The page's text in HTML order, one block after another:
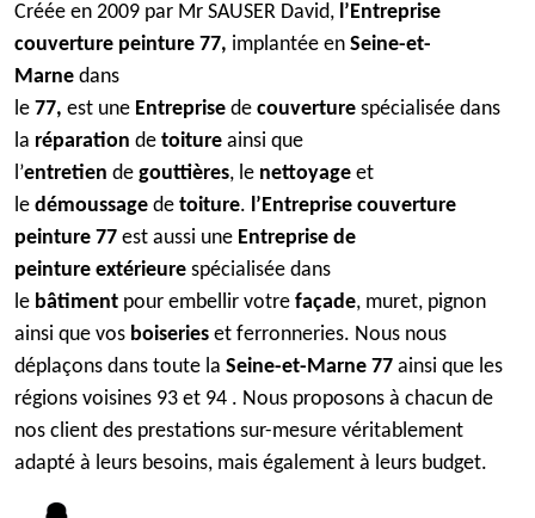
Créée en 2009 par Mr SAUSER David, l’Entreprise
couverture peinture 77, implantée en Seine-et-
Marne dans
le 77, est une Entreprise de couverture spécialisée dans
la réparation de toiture ainsi que
l’entretien de gouttières, le nettoyage et
le démoussage de toiture. l’Entreprise couverture
peinture 77 est aussi une Entreprise de
peinture extérieure spécialisée dans
le bâtiment pour embellir votre façade, muret, pignon
ainsi que vos boiseries et ferronneries. Nous nous
déplaçons dans toute la Seine-et-Marne 77 ainsi que les
régions voisines 93 et 94 . Nous proposons à chacun de
nos client des prestations sur-mesure véritablement
adapté à leurs besoins, mais également à leurs budget.